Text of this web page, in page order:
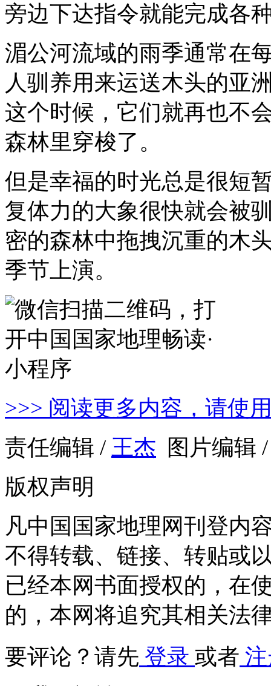
旁边下达指令就能完成各
湄公河流域的雨季通常在
人驯养用来运送木头的亚
这个时候，它们就再也不
森林里穿梭了。
但是幸福的时光总是很短
复体力的大象很快就会被
密的森林中拖拽沉重的木
季节上演。
>>> 阅读更多内容，请使
责任编辑 / 王杰 图片编辑
版权声明
凡中国国家地理网刊登内
不得转载、链接、转贴或
已经本网书面授权的，在
的，本网将追究其相关法
要评论？请先 登录 或者